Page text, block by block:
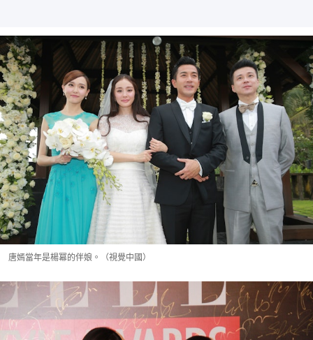
唐嫣當年是楊冪的伴娘。（視覺中國）